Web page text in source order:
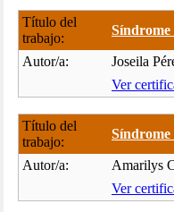
Título del
trabajo:
Síndrome
Autor/a:
Joseila
Ver
Título del
trabajo:
Síndrome
Autor/a:
Amarilys
Ver